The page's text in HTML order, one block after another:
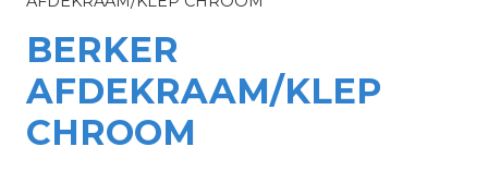
BERKER
AFDEKRAAM/KLEP
CHROOM